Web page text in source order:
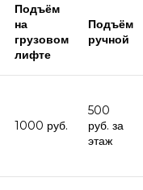
Подъём
на
грузовом
лифте
Подъём
ручной
1000 руб.
500
руб. за
этаж